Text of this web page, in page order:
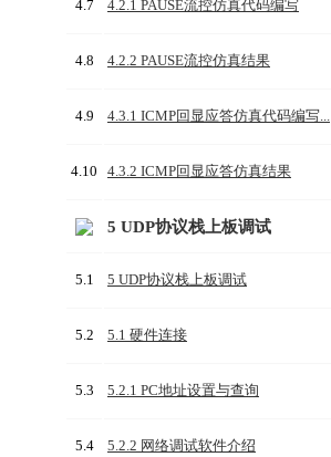
4.7 4.2.1 PAUSE流控仿真代码编写
4.8 4.2.2 PAUSE流控仿真结果
4.9 4.3.1 ICMP回显应答仿真代码编写...
4.10 4.3.2 ICMP回显应答仿真结果
5 UDP协议栈上板调试
5.1 5 UDP协议栈上板调试
5.2 5.1 硬件连接
5.3 5.2.1 PC地址设置与查询
5.4 5.2.2 网络调试软件介绍